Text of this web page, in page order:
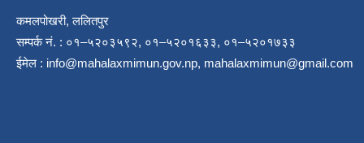
कमलपोखरी, ललितपुर
सम्पर्क नं. : ०१–५२०३५९२, ०१–५२०१६३३, ०१–५२०१७३३
ईमेल : info@mahalaxmimun.gov.np, mahalaxmimun@gmail.com